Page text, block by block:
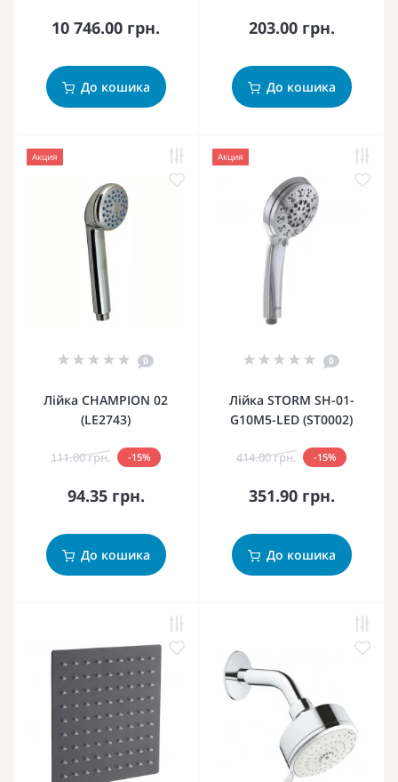
10 746.00 грн.
До кошика
203.00 грн.
До кошика
Акция
0
Лійка CHAMPION 02
(LE2743)
111.00 грн. -15%
94.35 грн.
До кошика
Акция
0
Лійка STORM SH-01-
G10M5-LED (ST0002)
414.00 грн. -15%
351.90 грн.
До кошика